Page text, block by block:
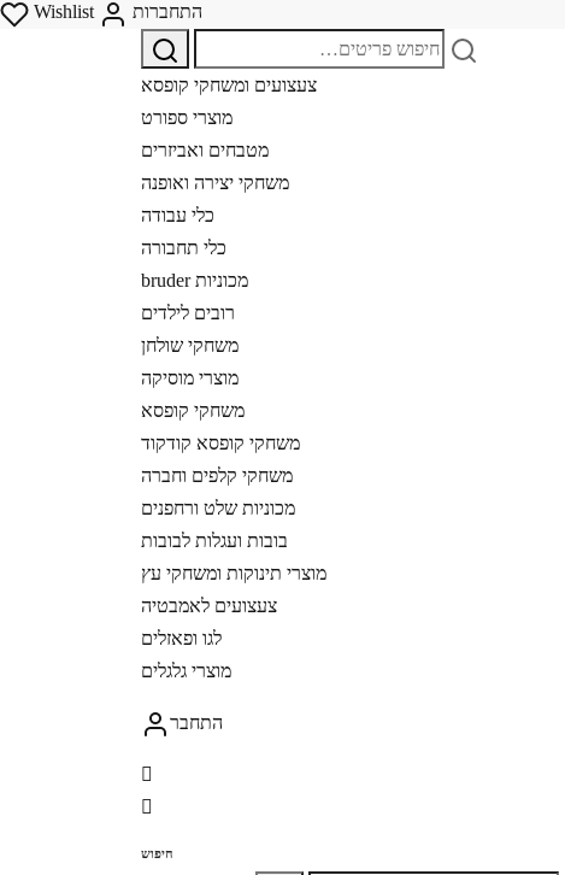
התחברות
Wishlist
צעצועים ומשחקי קופסא
מוצרי ספורט
מטבחים ואביזרים
משחקי יצירה ואופנה
כלי עבודה
כלי תחבורה
מכוניות bruder
רובים לילדים
משחקי שולחן
מוצרי מוסיקה
משחקי קופסא
משחקי קופסא קודקוד
משחקי קלפים וחברה
מכוניות שלט ורחפנים
בובות ועגלות לבובות
מוצרי תינוקות ומשחקי עץ
צעצועים לאמבטיה
לגו ופאזלים
מוצרי גלגלים
התחבר
חיפוש